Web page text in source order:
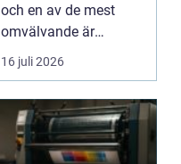
och en av de mest
omvälvande är
n&aum...
16 juli 2026